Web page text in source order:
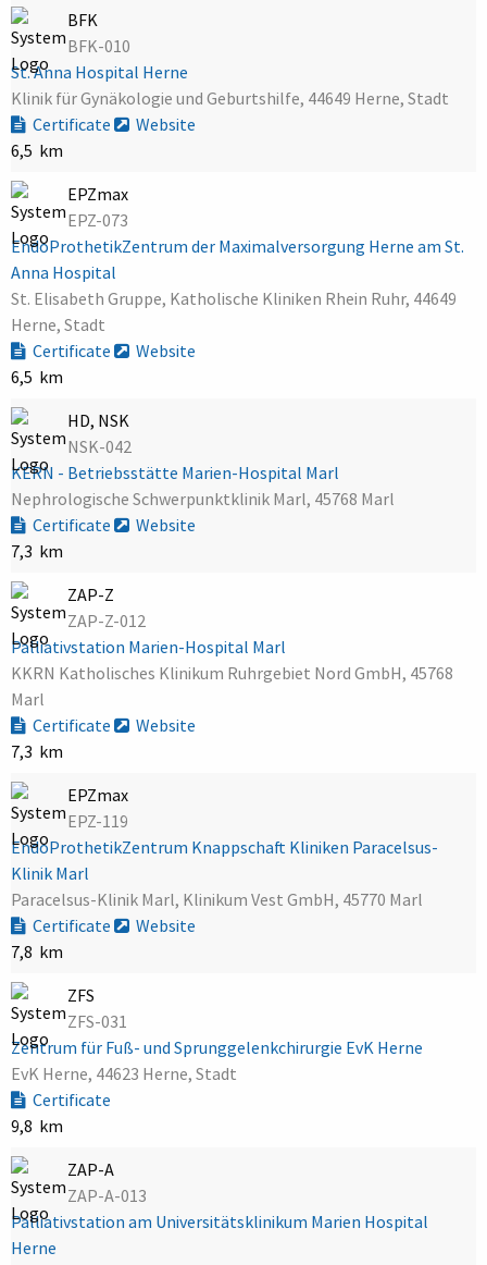
BFK
BFK-010
St. Anna Hospital Herne
Klinik für Gynäkologie und Geburtshilfe, 44649 Herne, Stadt
Certificate
Website
6,5 km
EPZmax
EPZ-073
EndoProthetikZentrum der Maximalversorgung Herne am St.
Anna Hospital
St. Elisabeth Gruppe, Katholische Kliniken Rhein Ruhr, 44649
Herne, Stadt
Certificate
Website
6,5 km
HD, NSK
NSK-042
KERN - Betriebsstätte Marien-Hospital Marl
Nephrologische Schwerpunktklinik Marl, 45768 Marl
Certificate
Website
7,3 km
ZAP-Z
ZAP-Z-012
Palliativstation Marien-Hospital Marl
KKRN Katholisches Klinikum Ruhrgebiet Nord GmbH, 45768
Marl
Certificate
Website
7,3 km
EPZmax
EPZ-119
EndoProthetikZentrum Knappschaft Kliniken Paracelsus-
Klinik Marl
Paracelsus-Klinik Marl, Klinikum Vest GmbH, 45770 Marl
Certificate
Website
7,8 km
ZFS
ZFS-031
Zentrum für Fuß- und Sprunggelenkchirurgie EvK Herne
EvK Herne, 44623 Herne, Stadt
Certificate
9,8 km
ZAP-A
ZAP-A-013
Palliativstation am Universitätsklinikum Marien Hospital
Herne